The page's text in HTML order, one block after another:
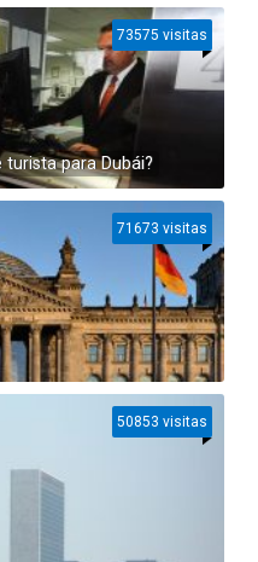
para Dubái?
73575 visitas
71673 visitas
50853 visitas